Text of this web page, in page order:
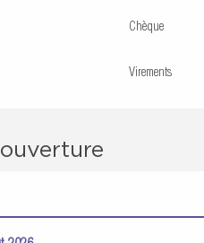
Chèque
Virements